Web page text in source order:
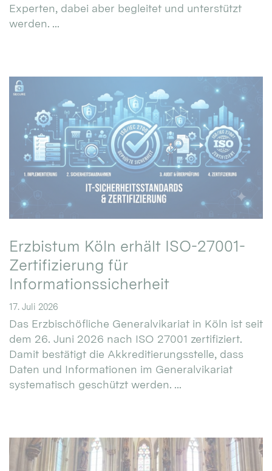
Experten, dabei aber begleitet und unterstützt
werden. ...
Erzbistum Köln erhält ISO-27001-
Zertifizierung für
Informationssicherheit
17. Juli 2026
Das Erzbischöfliche Generalvikariat in Köln ist seit
dem 26. Juni 2026 nach ISO 27001 zertifiziert.
Damit bestätigt die Akkreditierungsstelle, dass
Daten und Informationen im Generalvikariat
systematisch geschützt werden. ...